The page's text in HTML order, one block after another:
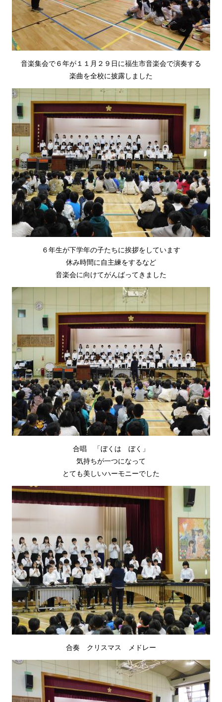
音楽集会で６年が１１月２９日に福生市音楽会で演奏する
楽曲を全校に披露しました
６年生が下学年の子たちに挨拶をしています
休み時間に自主練をするなど
音楽会に向けてがんばってきました
合唱 「ぼくは ぼく」
気持ちが一つになって
とても美しいハーモニーでした
合奏 クリスマス メドレー